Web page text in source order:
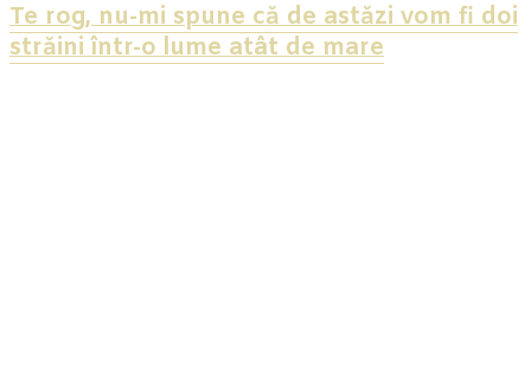
Te rog, nu-mi spune că de astăzi vom fi doi
străini într-o lume atât de mare